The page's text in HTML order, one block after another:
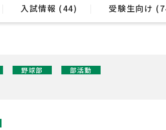
入試情報 (44) 受験生向け
野球部 部活動